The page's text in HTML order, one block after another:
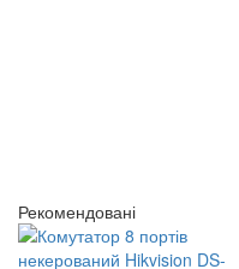
Рекомендовані